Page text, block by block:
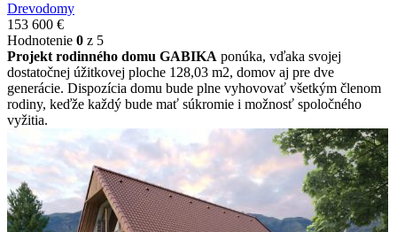
Drevodomy
153 600 €
Hodnotenie 0 z 5
Projekt rodinného domu GABIKA ponúka, vďaka svojej
dostatočnej úžitkovej ploche 128,03 m2, domov aj pre dve
generácie. Dispozícia domu bude plne vyhovovať všetkým členom
rodiny, keďže každý bude mať súkromie i možnosť spoločného
vyžitia.